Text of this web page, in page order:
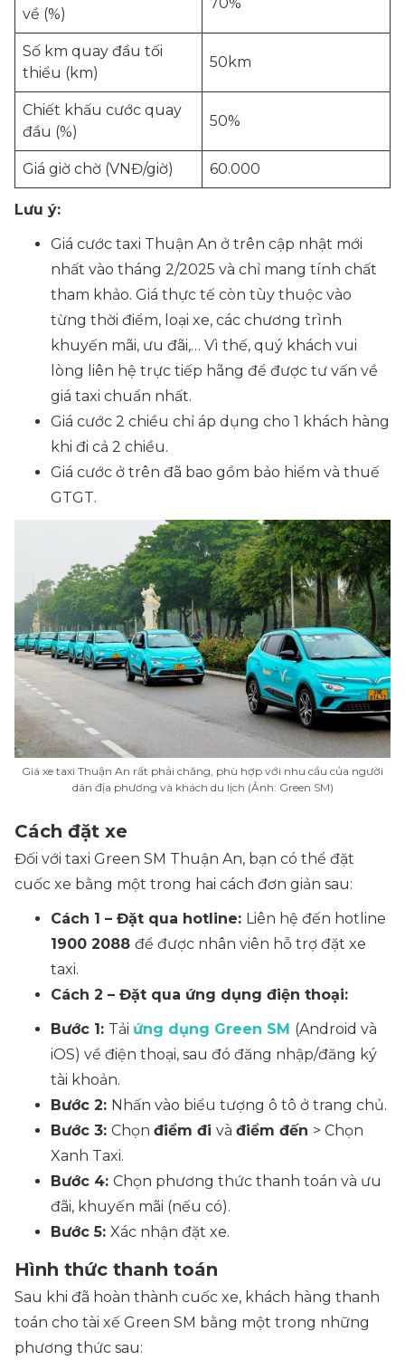
về (%)
Số km quay đầu tối
thiểu (km)
50km
Chiết khấu cước quay
đầu (%)
50%
Giá giờ chờ (VNĐ/giờ) 60.000
Lưu ý:
Giá cước taxi Thuận An ở trên cập nhật mới
nhất vào tháng 2/2025 và chỉ mang tính chất
tham khảo. Giá thực tế còn tùy thuộc vào
từng thời điểm, loại xe, các chương trình
khuyến mãi, ưu đãi,… Vì thế, quý khách vui
lòng liên hệ trực tiếp hãng để được tư vấn về
giá taxi chuẩn nhất.
Giá cước 2 chiều chỉ áp dụng cho 1 khách hàng
khi đi cả 2 chiều.
Giá cước ở trên đã bao gồm bảo hiểm và thuế
GTGT.
Giá xe taxi Thuận An rất phải chăng, phù hợp với nhu cầu của người
dân địa phương và khách du lịch (Ảnh: Green SM)
Cách đặt xe
Đối với taxi Green SM Thuận An, bạn có thể đặt
cuốc xe bằng một trong hai cách đơn giản sau:
Cách 1 – Đặt qua hotline: Liên hệ đến hotline
1900 2088 để được nhân viên hỗ trợ đặt xe
taxi.
Cách 2 – Đặt qua ứng dụng điện thoại:
Bước 1: Tải ứng dụng Green SM (Android và
iOS) về điện thoại, sau đó đăng nhập/đăng ký
tài khoản.
Bước 2: Nhấn vào biểu tượng ô tô ở trang chủ.
Bước 3: Chọn điểm đi và điểm đến > Chọn
Xanh Taxi.
Bước 4: Chọn phương thức thanh toán và ưu
đãi, khuyến mãi (nếu có).
Bước 5: Xác nhận đặt xe.
Hình thức thanh toán
Sau khi đã hoàn thành cuốc xe, khách hàng thanh
toán cho tài xế Green SM bằng một trong những
phương thức sau: